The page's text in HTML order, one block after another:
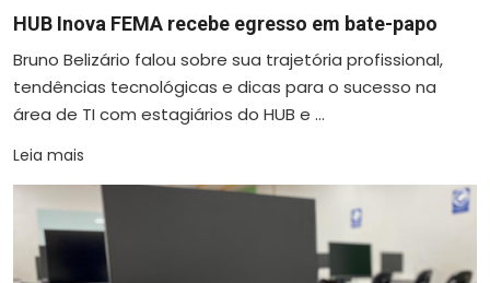
HUB Inova FEMA recebe egresso em bate-papo
Bruno Belizário falou sobre sua trajetória profissional,
tendências tecnológicas e dicas para o sucesso na
área de TI com estagiários do HUB e ...
Leia mais